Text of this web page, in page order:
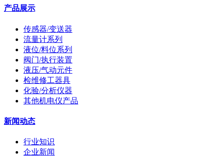
产品展示
传感器/变送器
流量计系列
液位/料位系列
阀门/执行装置
液压/气动元件
检维修工器具
化验/分析仪器
其他机电仪产品
新闻动态
行业知识
企业新闻